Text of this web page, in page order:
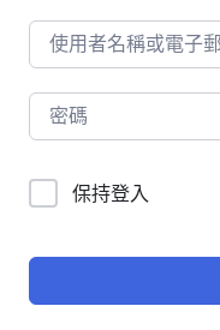
保持登入